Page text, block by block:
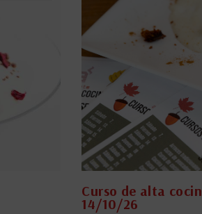
Curso de alta
14/10/26